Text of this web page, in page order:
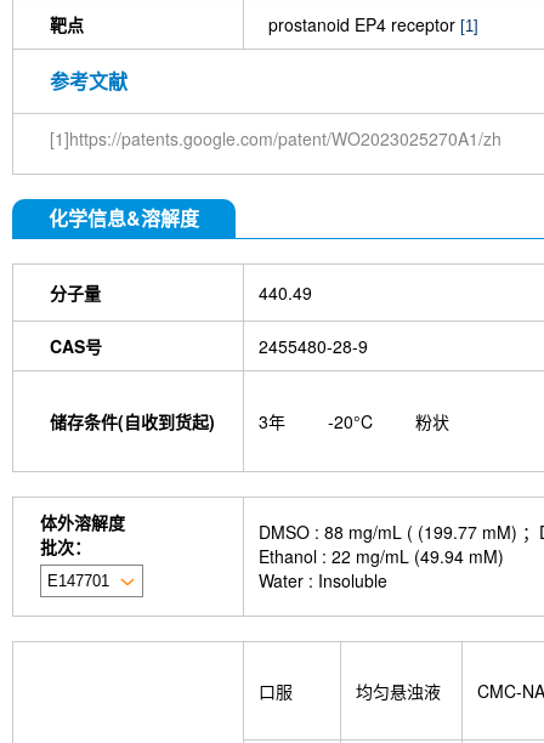
靶点 prostanoid EP4 receptor [1]
参考文献
[1]https://patents.google.com/patent/WO2023025270A1/zh
化学信息&溶解度
分子量 440.49
CAS号 2455480-28-9
储存条件(自收到货起) 3年 -20°C 粉状
体外溶解度
批次：
DMSO : 88 mg/mL ( (199.77 mM)
Ethanol : 22 mg/mL (49.94 mM)
Water : Insoluble
口服 均匀悬浊液 CMC-NA